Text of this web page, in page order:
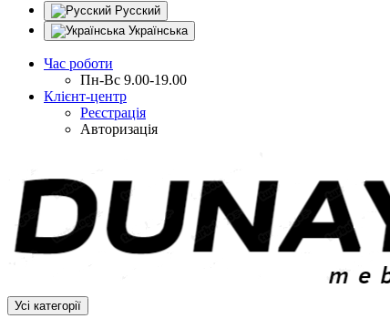
Русский
Українська
Час роботи
Пн-Вс 9.00-19.00
Клієнт-центр
Реєстрація
Авторизація
Усі категорії